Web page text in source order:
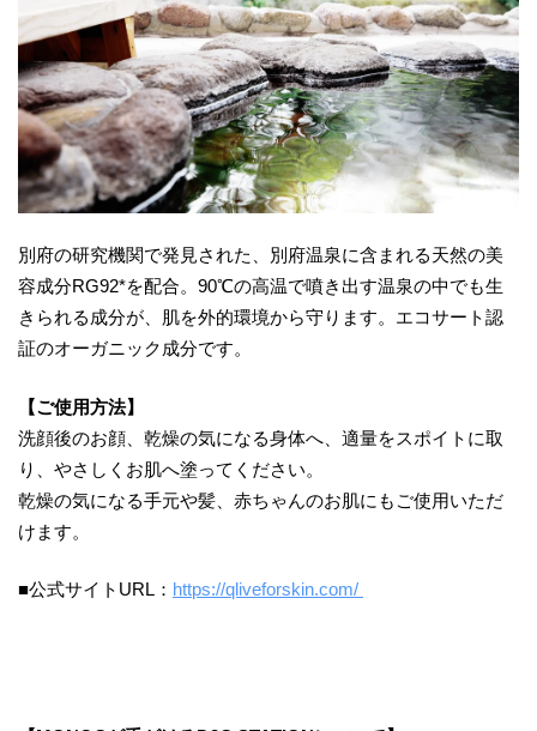
別府の研究機関で発見された、別府温泉に含まれる天然の美
容成分RG92*を配合。90℃の高温で噴き出す温泉の中でも生
きられる成分が、肌を外的環境から守ります。エコサート認
証のオーガニック成分です。
【ご使用方法】
洗顔後のお顔、乾燥の気になる身体へ、適量をスポイトに取
り、やさしくお肌へ塗ってください。
乾燥の気になる手元や髪、赤ちゃんのお肌にもご使用いただ
けます。
■公式サイトURL： https://qliveforskin.com/